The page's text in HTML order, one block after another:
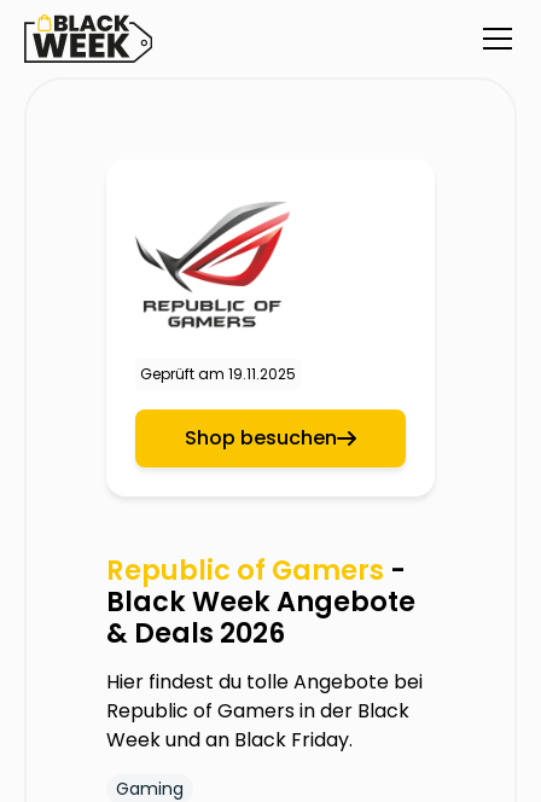
Republic of Gamers -
Black Week Angebote
& Deals 2026
Hier findest du tolle Angebote bei
Republic of Gamersin der Black
Week und an Black Friday.
Gaming
Geprüft am 19.11.2025
Shop besuchen